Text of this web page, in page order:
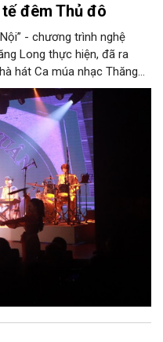
đêm Thủ đô
- chương trình nghệ
Long thực hiện, đã ra
hát Ca múa nhạc Thăng
phường Hoàn Kiếm).